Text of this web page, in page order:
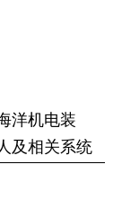
洋机电装
及相关系统